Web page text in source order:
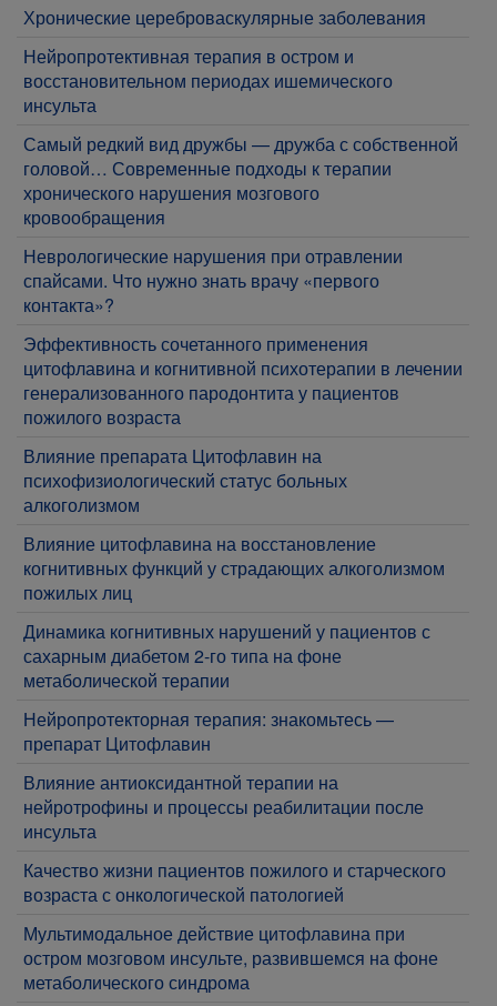
Хронические цереброваскулярные заболевания
Нейропротективная терапия в остром и
восстановительном периодах ишемического
инсульта
Самый редкий вид дружбы — дружба с собственной
головой… Современные подходы к терапии
хронического нарушения мозгового
кровообращения
Неврологические нарушения при отравлении
спайсами. Что нужно знать врачу «первого
контакта»?
Эффективность сочетанного применения
цитофлавина и когнитивной психотерапии в лечении
генерализованного пародонтита у пациентов
пожилого возраста
Влияние препарата Цитофлавин на
психофизиологический статус больных
алкоголизмом
Влияние цитофлавина на восстановление
когнитивных функций у страдающих алкоголизмом
пожилых лиц
Динамика когнитивных нарушений у пациентов с
сахарным диабетом 2-го типа на фоне
метаболической терапии
Нейропротекторная терапия: знакомьтесь —
препарат Цитофлавин
Влияние антиоксидантной терапии на
нейротрофины и процессы реабилитации после
инсульта
Качество жизни пациентов пожилого и старческого
возраста с онкологической патологией
Мультимодальное действие цитофлавина при
остром мозговом инсульте, развившемся на фоне
метаболического синдрома